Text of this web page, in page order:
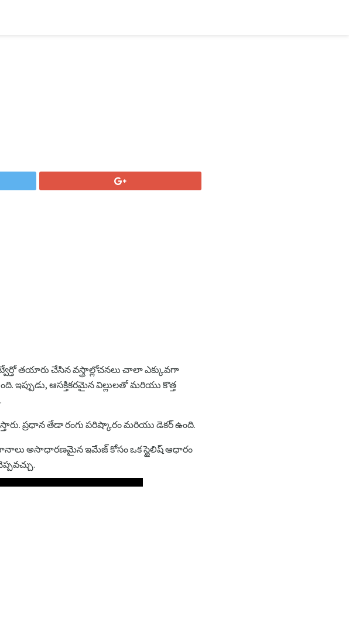
తయారు చేసిన వస్త్రాల్లోచనలు చాలా ఎక్కువగా
ఇప్పుడు, ఆసక్తికరమైన విల్లులతో మరియు కొత్త
ప్రధాన తేడా రంగు పరిష్కారం మరియు డెకర్ ఉంది.
నమూనాలు అసాధారణమైన ఇమేజ్ కోసం ఒక స్టైలిష్ ఆధారం